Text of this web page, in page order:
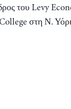
του Levy
στη Ν.